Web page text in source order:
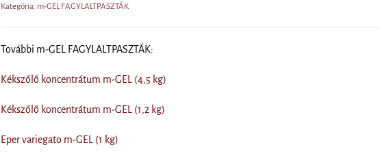
Kategória: m-GEL FAGYLALTPASZTÁK
További m-GEL FAGYLALTPASZTÁK:
Kékszőlő koncentrátum m-GEL (4,5 kg)
Kékszőlő koncentrátum m-GEL (1,2 kg)
Eper variegato m-GEL (1 kg)